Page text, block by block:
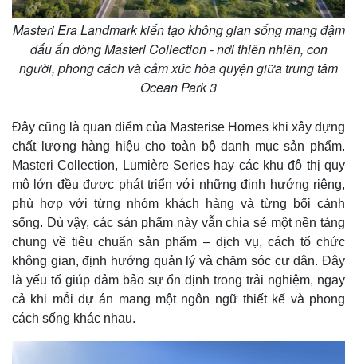
Masteri Era Landmark kiến tạo không gian sống mang đậm
dấu ấn dòng Masteri Collection - nơi thiên nhiên, con
người, phong cách và cảm xúc hòa quyện giữa trung tâm
Ocean Park 3
Đây cũng là quan điểm của Masterise Homes khi xây dựng
chất lượng hàng hiệu cho toàn bộ danh mục sản phẩm.
Masteri Collection, Lumière Series hay các khu đô thị quy
mô lớn đều được phát triển với những định hướng riêng,
phù hợp với từng nhóm khách hàng và từng bối cảnh
sống. Dù vậy, các sản phẩm này vẫn chia sẻ một nền tảng
chung về tiêu chuẩn sản phẩm – dịch vụ, cách tổ chức
không gian, định hướng quản lý và chăm sóc cư dân. Đây
là yếu tố giúp đảm bảo sự ổn định trong trải nghiệm, ngay
cả khi mỗi dự án mang một ngôn ngữ thiết kế và phong
cách sống khác nhau.